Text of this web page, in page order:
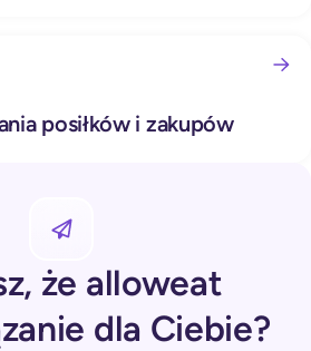
posiłków i zakupów
że alloweat
dla Ciebie?